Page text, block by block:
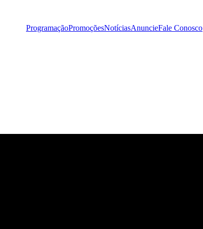
ProgramaçãoPromoçõesNotíciasAnuncieFale Conosco